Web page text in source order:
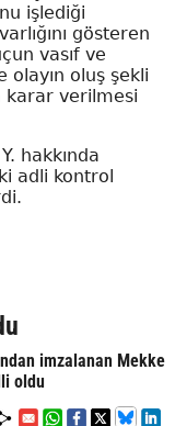
işlediği
gösteren
vasıf ve
olayın oluş şekli
karar verilmesi
hakkında
adli kontrol
imzalanan Mekke
oldu